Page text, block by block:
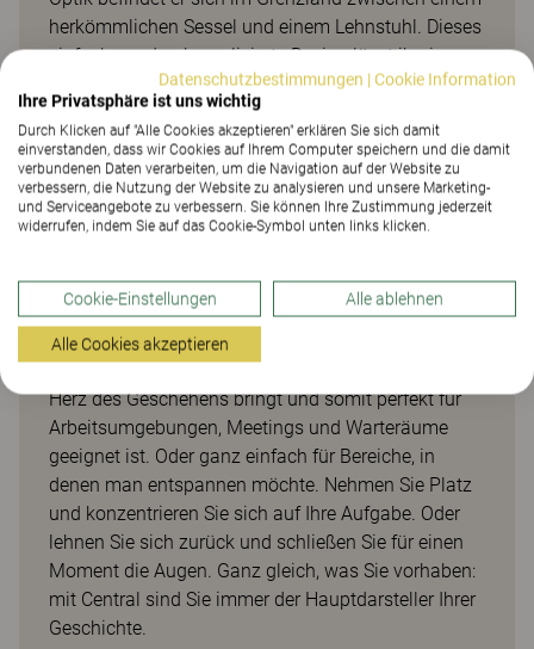
herkömmlichen Sessel und einem Lehnstuhl. Dieses
einfache und unkomplizierte Design lässt ihn in
jeder Umgebung gut zur Geltung kommen, während
er sich gleichzeitig harmonisch einfügt. Die
wunderschöne Polsterung, die sorgsam
verarbeiteten Nähte in der Rückenlehne und die
schlanken rechteckigen Beine verleihen dem Design
Struktur und lassen ganz neue Dimensionen
fünfstrahligen Drehfußgestell auf Rollen und einem
praktischen Beistelltisch in Laptopgröße
kombinieren. Das Designduo Bonpart hat eine
flexible Serie erschaffen, die den Menschen in das
Herz des Geschehens bringt und somit perfekt für
Arbeitsumgebungen, Meetings und Warteräume
geeignet ist. Oder ganz einfach für Bereiche, in
denen man entspannen möchte. Nehmen Sie Platz
und konzentrieren Sie sich auf Ihre Aufgabe. Oder
lehnen Sie sich zurück und schließen Sie für einen
Moment die Augen. Ganz gleich, was Sie vorhaben:
mit Central sind Sie immer der Hauptdarsteller Ihrer
Geschichte.
Datenschutzbestimmungen |Cookie Information
Ihre Privatsphäre ist uns wichtig
Durch Klicken auf "Alle Cookies akzeptieren" erklären Sie sich damit
einverstanden, dass wir Cookies auf Ihrem Computer speichern und die damit
verbundenen Daten verarbeiten, um die Navigation auf der Website zu
verbessern, die Nutzung der Website zu analysieren und unsere Marketing-
und Serviceangebote zu verbessern. Sie können Ihre Zustimmung jederzeit
widerrufen, indem Sie auf das Cookie-Symbol unten links klicken.
Cookie-Einstellungen Alle ablehnen
Alle Cookies akzeptieren